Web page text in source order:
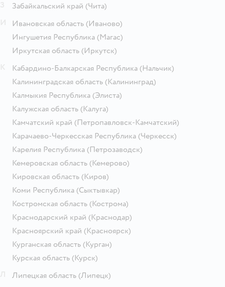
Забайкальский край (Чита)
Ивановская область (Иваново)
Ингушетия Республика (Магас)
Иркутская область (Иркутск)
Кабардино-Балкарская Республика (Нальчик)
Калининградская область (Калининград)
Калмыкия Республика (Элиста)
Калужская область (Калуга)
Камчатский край (Петропавловск-Камчатский)
Карачаево-Черкесская Республика (Черкесск)
Карелия Республика (Петрозаводск)
Кемеровская область (Кемерово)
Кировская область (Киров)
Коми Республика (Сыктывкар)
Костромская область (Кострома)
Краснодарский край (Краснодар)
Красноярский край (Красноярск)
Курганская область (Курган)
Курская область (Курск)
Липецкая область (Липецк)